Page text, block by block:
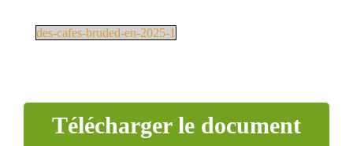
des-cafes-bruded-en-2025-1
Télécharger le document